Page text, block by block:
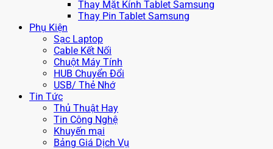
Thay Mặt Kính Tablet Samsung
Thay Pin Tablet Samsung
Phụ Kiện
Sạc Laptop
Cable Kết Nối
Chuột Máy Tính
HUB Chuyển Đổi
USB/ Thẻ Nhớ
Tin Tức
Thủ Thuật Hay
Tin Công Nghệ
Khuyến mại
Bảng Giá Dịch Vụ